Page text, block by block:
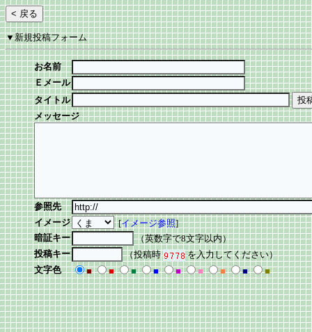
▼新規投稿フォーム
お名前
Ｅメール
タイトル
メッセージ
参照先
イメージ
[イメージ参照]
暗証キー
（英数字で8文字以内）
投稿キー
（投稿時
を入力してください）
文字色
■ ■ ■ ■ ■ ■ ■ ■ ■